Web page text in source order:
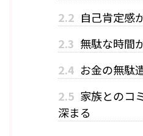
2.2 自己肯定感
2.3 無駄な時間
2.4 お金の無駄
2.5 家族とのコ
深まる